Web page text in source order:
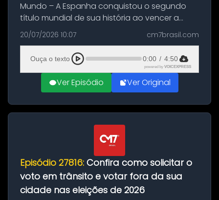
Mundo – A Espanha conquistou o segundo
título mundial de sua história ao vencer a
Argentina por 1 a 0, neste domingo (19), na
decisão da Copa do Mundo de 2026. Depois
de um duelo sem gols durante o te...
20/07/2026 10:07 cm7brasil.com
Ouça o texto 0:00 / 4:50
powered by VOICEXPRESS
Ver Episódio Ver Original
Episódio 27816: Confira como solicitar o
voto em trânsito e votar fora da sua
cidade nas eleições de 2026